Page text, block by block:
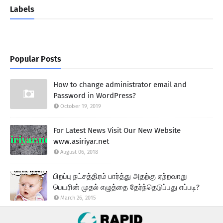
Labels
Popular Posts
How to change administrator email and
Password in WordPress?
October 19, 2019
For Latest News Visit Our New Website
www.asiriyar.net
August 06, 2018
பிறப்பு நட்சத்திரம் பார்த்து அதற்கு ஏற்றவாறு
பெயரின் முதல் எழுத்தை தேர்ந்தெடுப்பது எப்படி?
March 26, 2015